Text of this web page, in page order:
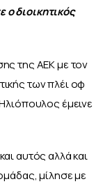
διοικητικός
της ΑΕΚ με τον
των πλέι οφ
έμεινε
αυτός αλλά και
μίλησε με